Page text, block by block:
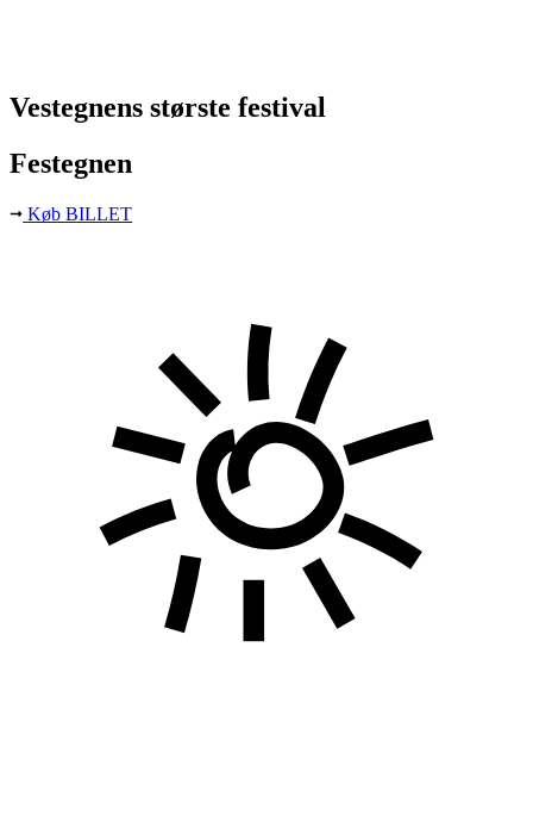
Vestegnens største festival
Festegnen
Køb BILLET